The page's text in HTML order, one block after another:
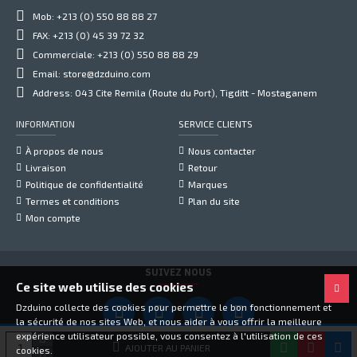
AJOUTER AU PANIER
Mob: +213 (0) 550 88 88 27
FAX: +213 (0) 45 39 72 32
Commerciale: +213 (0) 550 88 88 29
Email: store@dzduino.com
Address: 043 Cite Remila (Route du Port), Tigditt - Mostaganem
INFORMATION
À propos de nous
Livraison
Politique de confidentialité
Termes et conditions
Mon compte
SERVICE CLIENTS
Nous contacter
Retour
Marques
Plan du site
SUIVEZ NOUS
Copyright © 2021, Dzduino Electronics, Tous droits réservés
Ce site web utilise des cookies
Dzduino collecte des cookies pour permettre le bon fonctionnement et
la sécurité de nos sites Web, et nous aider à vous offrir la meilleure
expérience utilisateur possible, vous consentez à l'utilisation de ces
cookies.